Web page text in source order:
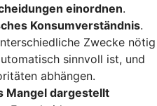
einordnen.
Konsumverständnis.
Zwecke nötig
sinnvoll ist, und
abhängen.
Mangel dargestellt